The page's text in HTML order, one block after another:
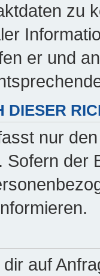
zu
er und
DIESER
nur
Sofern der
auf